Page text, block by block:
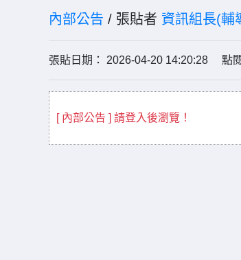
內部公告 / 張貼者 資訊組長(輔
張貼日期： 2026-04-20 14:20:28 點閱
[ 內部公告 ] 請登入後瀏覽！